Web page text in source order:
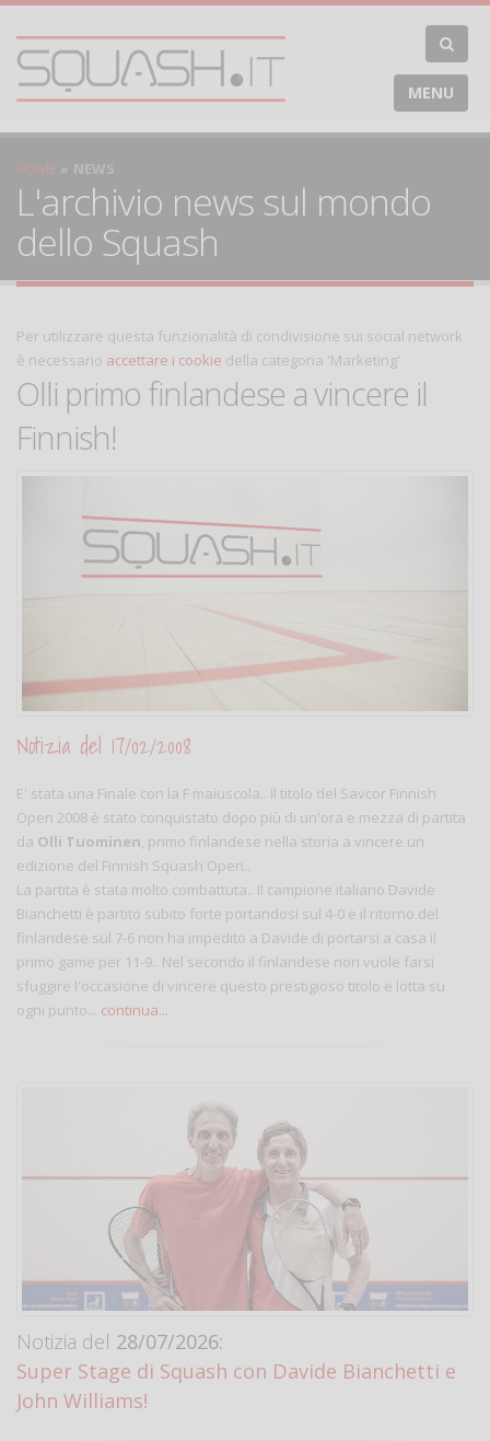
MENU
HOME NEWS
L'archivio news sul mondo
dello Squash
Per utilizzare questa funzionalità di condivisione sui social network
è necessario accettare i cookie della categoria 'Marketing'
Olli primo finlandese a vincere il
Finnish!
Notizia del 17/02/2008
E' stata una Finale con la F maiuscola.. Il titolo del Savcor Finnish
Open 2008 è stato conquistato dopo più di un'ora e mezza di partita
da Olli Tuominen, primo finlandese nella storia a vincere un
edizione del Finnish Squash Open..
La partita è stata molto combattuta.. Il campione italiano Davide
Bianchetti è partito subito forte portandosi sul 4-0 e il ritorno del
finlandese sul 7-6 non ha impedito a Davide di portarsi a casa il
primo game per 11-9.. Nel secondo il finlandese non vuole farsi
sfuggire l'occasione di vincere questo prestigioso titolo e lotta su
ogni punto... continua...
Notizia del 28/07/2026:
Super Stage di Squash con Davide Bianchetti e
John Williams!